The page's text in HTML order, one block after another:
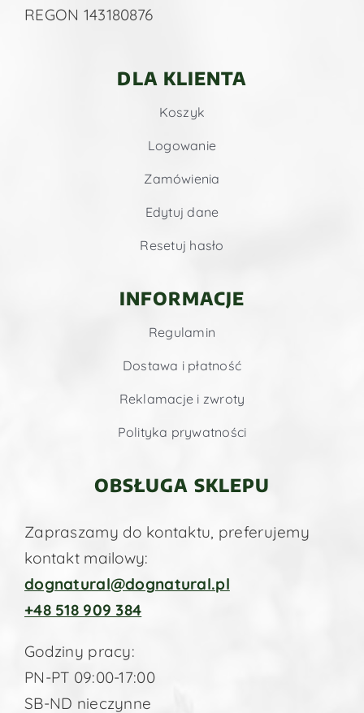
DLA KLIENTA
Koszyk
Logowanie
Zamówienia
Edytuj dane
Resetuj hasło
INFORMACJE
Regulamin
Dostawa i płatność
Reklamacje i zwroty
Polityka prywatności
OBSŁUGA SKLEPU
Zapraszamy do kontaktu, preferujemy
kontakt mailowy:
dognatural@dognatural.pl
+48 518 909 384
Godziny pracy:
PN-PT 09:00-17:00
SB-ND nieczynne
REGON 143180876